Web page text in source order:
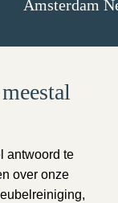
Amsterdam
antwoord te
over onze